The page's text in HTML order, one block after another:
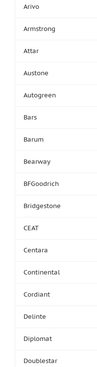
Arivo
Armstrong
Attar
Austone
Autogreen
Bars
Barum
Bearway
BFGoodrich
Bridgestone
CEAT
Centara
Continental
Cordiant
Delinte
Diplomat
Doublestar